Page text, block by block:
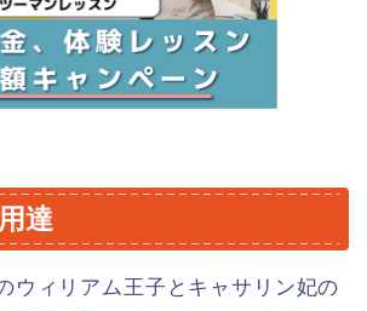
達
ウィリアム王子とキャサリン妃の